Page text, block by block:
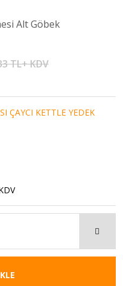
Alt Göbek
TL+ KDV
ÇAYCI KETTLE YEDEK